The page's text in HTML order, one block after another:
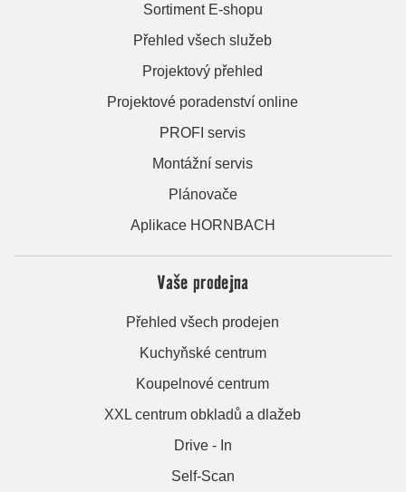
Sortiment E-shopu
Přehled všech služeb
Projektový přehled
Projektové poradenství online
PROFI servis
Montážní servis
Plánovače
Aplikace HORNBACH
Vaše prodejna
Přehled všech prodejen
Kuchyňské centrum
Koupelnové centrum
XXL centrum obkladů a dlažeb
Drive - In
Self-Scan